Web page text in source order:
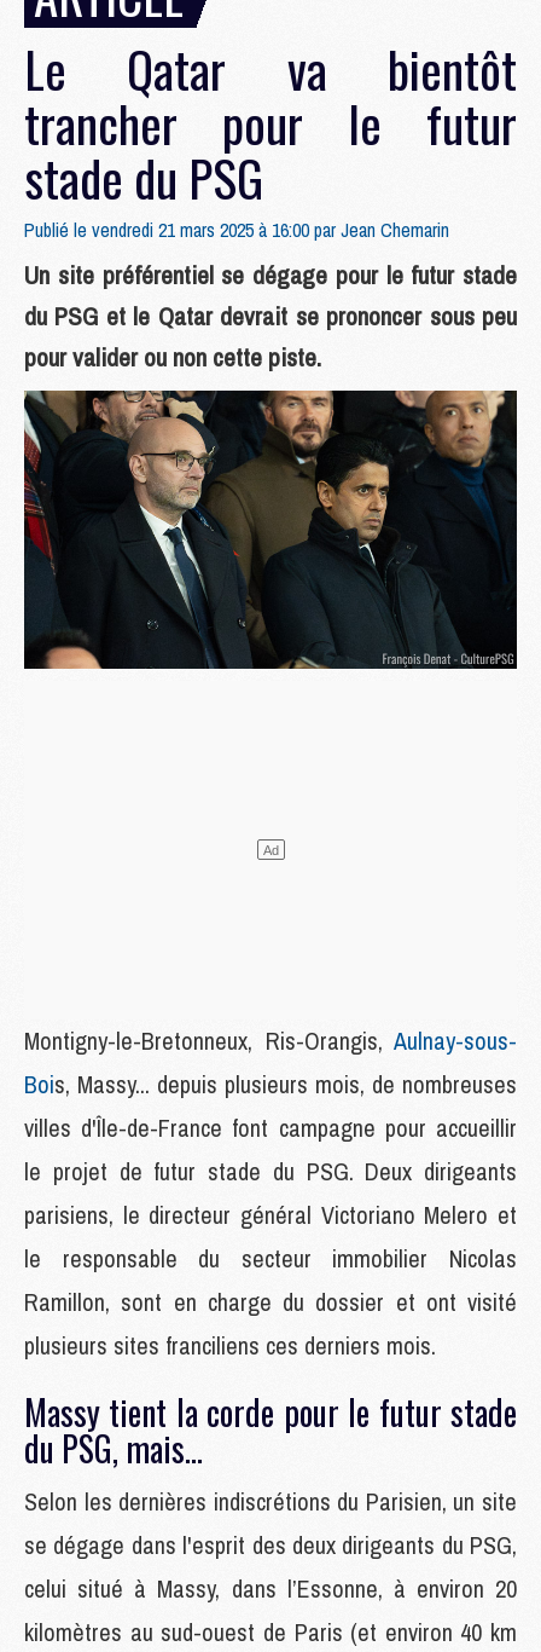
Le Qatar va bientôt
trancher pour le futur
stade du PSG
Publié le vendredi 21 mars 2025 à 16:00 parJean Chemarin
Un site préférentiel se dégage pour le futur stade
du PSG et le Qatar devrait se prononcer sous peu
pour valider ou non cette piste.
Montigny-le-Bretonneux, Ris-Orangis, Aulnay-sous-
Bois, Massy... depuis plusieurs mois, de nombreuses
villes d'Île-de-France font campagne pour accueillir
le projet de futur stade du PSG. Deux dirigeants
parisiens, le directeur général Victoriano Melero et
le responsable du secteur immobilier Nicolas
Ramillon, sont en charge du dossier et ont visité
plusieurs sites franciliens ces derniers mois.
Massy tient la corde pour le futur stade
du PSG, mais...
Selon les dernières indiscrétions du Parisien, un site
se dégage dans l'esprit des deux dirigeants du PSG,
celui situé à Massy, dans l’Essonne, à environ 20
kilomètres au sud-ouest de Paris (et environ 40 km